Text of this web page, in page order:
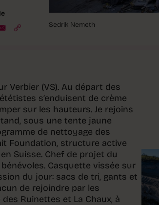
Sedrik Nemeth
Verbier (VS). Au départ des
s’enduisent de crème
sur les hauteurs. Je rejoins
sous une tente jaune
de nettoyage des
Foundation, structure active
Suisse. Chef de projet du
Casquette vissée sur
du jour: sacs de tri, gants et
de rejoindre par les
Ruinettes et La Chaux, à